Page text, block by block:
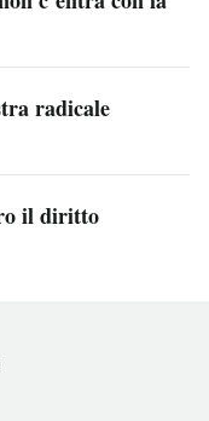
radicale
il diritto